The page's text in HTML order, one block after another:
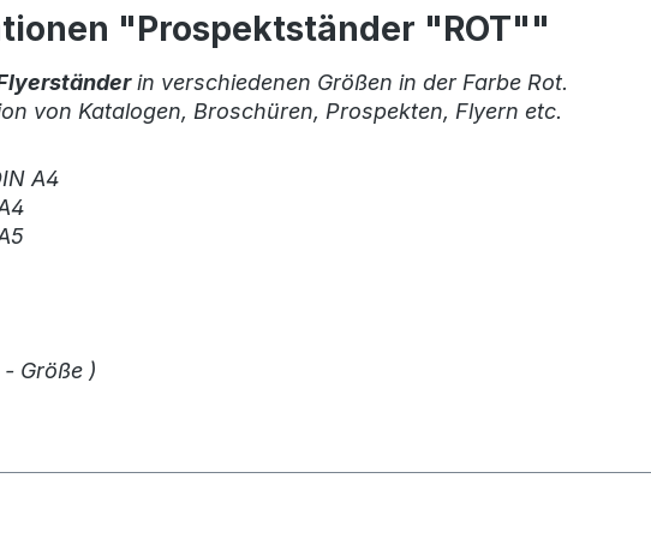
"Prospektständer "ROT""
in verschiedenen Größen in der Farbe Rot.
von Katalogen, Broschüren, Prospekten, Flyern etc.
A4
Größe )